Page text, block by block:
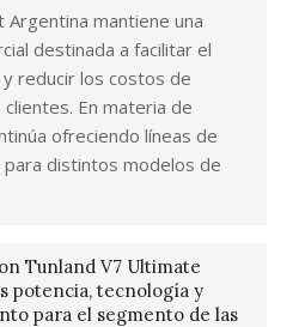
mantiene una
destinada a facilitar el
reducir los costos de
En materia de
ofreciendo líneas de
distintos modelos de
Tunland V7 Ultimate
potencia, tecnología y
para el segmento de las